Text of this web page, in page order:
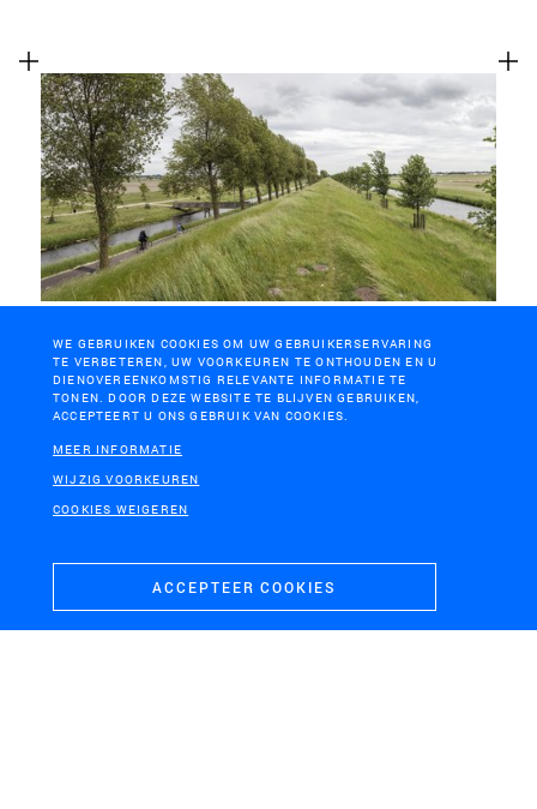
Geniepark
WE GEBRUIKEN COOKIES OM UW GEBRUIKERSERVARING
TE VERBETEREN, UW VOORKEUREN TE ONTHOUDEN EN U
DIENOVEREENKOMSTIG RELEVANTE INFORMATIE TE
TONEN. DOOR DEZE WEBSITE TE BLIJVEN GEBRUIKEN,
ACCEPTEERT U ONS GEBRUIK VAN COOKIES.
MEER INFORMATIE
WIJZIG VOORKEUREN
COOKIES WEIGEREN
ACCEPTEER COOKIES